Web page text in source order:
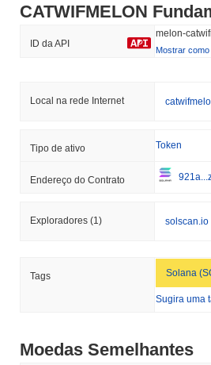
CATWIFMELON
ID da API
melon-
Mostrar como
Local na rede Internet
Tipo de ativo Token
Endereço do Contrato
Exploradores (1) solscan.io
Tags Solana
Sugira uma
Moedas Semelhantes